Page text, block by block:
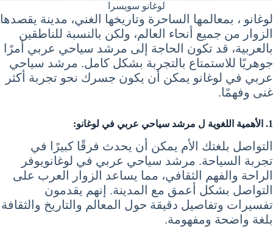
لوغانو سويسرا
لوغانو ، بمعالمها الساحرة وتاريخها الغني، مدينة يقصدها
الزوار من جميع أنحاء العالم، ولكن بالنسبة للناطقين
بالعربية، قد تكون الحاجة إلى مرشد سياحي عربي أمرًا
جوهريًا للاستمتاع بالتجربة بشكل كامل. مرشد سياحي
عربي في لوغانو يمكن أن يكون جسرك نحو تجربة أكثر
غنى وفهمًا.
1. الأهمية اللغوية ل مرشد سياحي عربي في لوغانو:
التواصل بلغتك الأم يمكن أن يحدث فرقًا كبيرًا في
تجربة السياحة. مرشد سياحي عربي في لوغانويوفر
الراحة والفهم الثقافي، مما يساعد الزوار العرب على
التواصل بشكل أعمق مع المدينة. إنهم يقدمون
تفسيرات وتفاصيل دقيقة حول المعالم والتاريخ والثقافة
بلغة واضحة ومفهومة.